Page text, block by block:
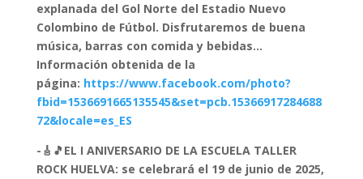
explanada del Gol Norte del Estadio Nuevo
Colombino de Fútbol. Disfrutaremos de buena
música, barras con comida y bebidas…
Información obtenida de la
página: https://www.facebook.com/photo?
fbid=1536691665135545&set=pcb.15366917284688
72&locale=es_ES
-🎸🎵EL I ANIVERSARIO DE LA ESCUELA TALLER
ROCK HUELVA: se celebrará el 19 de junio de 2025,